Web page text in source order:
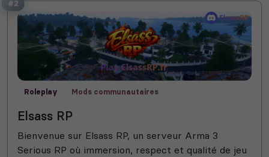
#2
Roleplay Mods communautaires
Elsass RP
Bienvenue sur Elsass RP, un serveur Arma 3
Serious RP où immersion, respect et qualité de jeu